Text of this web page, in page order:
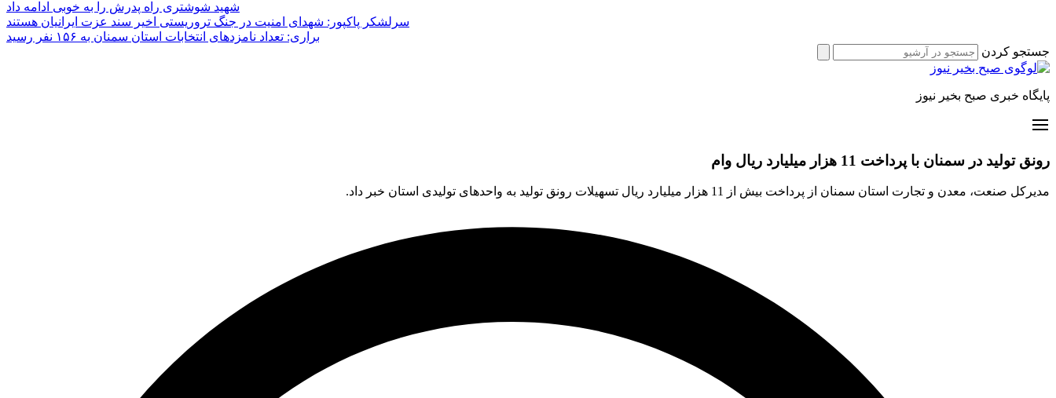
شهید شوشتری راه پدرش را به خوبی ادامه داد
سرلشکر پاکپور: شهدای امنیت در جنگ تروریستی اخیر سند عزت ایرانیان هستند
براری: تعداد نامزدهای انتخابات استان سمنان به ۱۵۶ نفر رسید
جستجو کردن
پایگاه خبری صبح بخیر نیوز
رونق تولید در سمنان با پرداخت 11 هزار میلیارد ریال وام
مدیرکل صنعت، معدن و تجارت استان سمنان از پرداخت بیش از 11 هزار میلیارد ریال تسهیلات رونق تولید به واحدهای تولیدی استان خبر داد.